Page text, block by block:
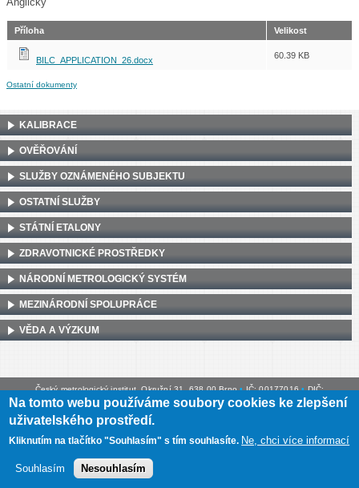
Příloha Velikost
BILC_APPLICATION_26.docx 60.39 KB
Ostatní dokumenty
KALIBRACE
OVĚŘOVÁNÍ
SLUŽBY OZNÁMENÉHO SUBJEKTU
OSTATNÍ SLUŽBY
STÁTNÍ ETALONY
ZDRAVOTNICKÉ PROSTŘEDKY
NÁRODNÍ METROLOGICKÝ SYSTÉM
MEZINÁRODNÍ SPOLUPRÁCE
VĚDA A VÝZKUM
Český metrologický institut, Okružní 31, 638 00 Brno•IČ: 00177016•DIČ:
CZ00177016
Na tomto webu používáme soubory cookies ke zlepšení
uživatelského prostředí.
Kliknutím na tlačítko "Souhlasím" s tím souhlasíte. Ne, chci více informací
Souhlasím Nesouhlasím